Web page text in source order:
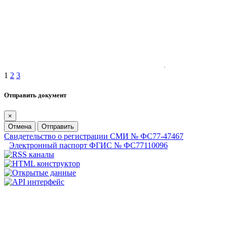
1 2 3
Отправить документ
×
Отмена
Отправить
Свидетельство о регистрации СМИ № ФС77-47467
Электронный паспорт ФГИС № ФС77110096